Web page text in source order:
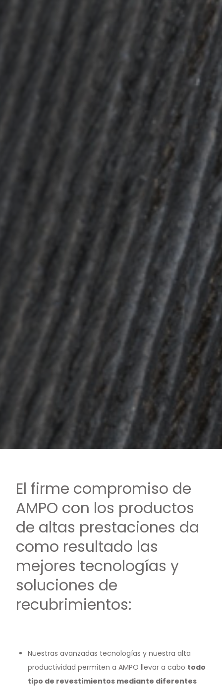
El firme compromiso de
AMPO con los productos
de altas prestaciones da
como resultado las
mejores tecnologías y
soluciones de
recubrimientos:
Nuestras avanzadas tecnologías y nuestra alta
productividad permiten a AMPO llevar a cabo todo
tipo de revestimientos mediante diferentes